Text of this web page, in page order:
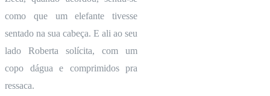
como que um elefante tivesse
sentado na sua cabeça. E ali ao seu
lado Roberta solícita, com um
copo dágua e comprimidos pra
ressaca.